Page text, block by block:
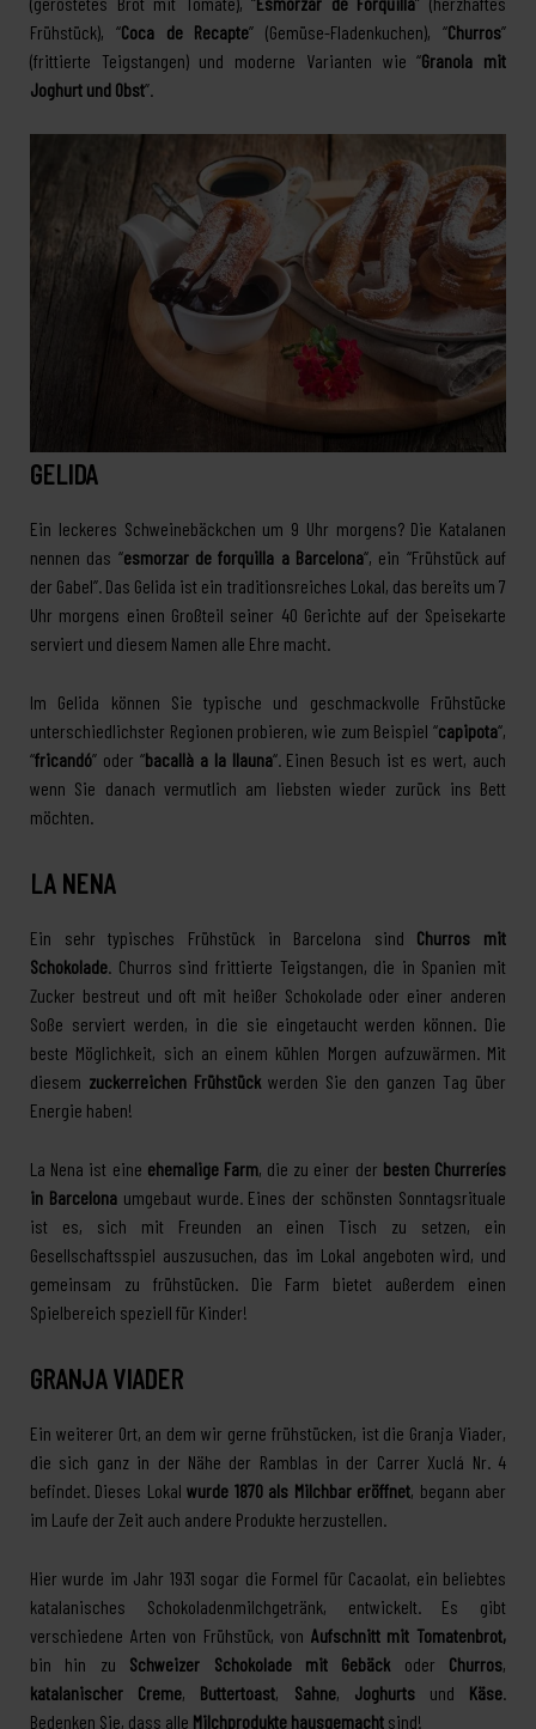
Frühstück), “Coca de Recapte” (Gemüse-Fladenkuchen), “Churros”
(frittierte Teigstangen) und moderne Varianten wie “Granola mit
Joghurt und Obst”.
GELIDA
Ein leckeres Schweinebäckchen um 9 Uhr morgens? Die Katalanen
nennen das “esmorzar de forquilla a Barcelona“, ein “Frühstück auf
der Gabel”. Das Gelida ist ein traditionsreiches Lokal, das bereits um 7
Uhr morgens einen Großteil seiner 40 Gerichte auf der Speisekarte
serviert und diesem Namen alle Ehre macht.
Im Gelida können Sie typische und geschmackvolle Frühstücke
unterschiedlichster Regionen probieren, wie zum Beispiel “capipota“,
“fricandó” oder “bacallà a la llauna“. Einen Besuch ist es wert, auch
wenn Sie danach vermutlich am liebsten wieder zurück ins Bett
möchten.
LA NENA
Ein sehr typisches Frühstück in Barcelona sind Churros mit
Schokolade. Churros sind frittierte Teigstangen, die in Spanien mit
Zucker bestreut und oft mit heißer Schokolade oder einer anderen
Soße serviert werden, in die sie eingetaucht werden können. Die
beste Möglichkeit, sich an einem kühlen Morgen aufzuwärmen. Mit
diesem zuckerreichen Frühstück werden Sie den ganzen Tag über
Energie haben!
La Nena ist eine ehemalige Farm, die zu einer der besten Churreríes
in Barcelonaumgebaut wurde. Eines der schönsten Sonntagsrituale
ist es, sich mit Freunden an einen Tisch zu setzen, ein
Gesellschaftsspiel auszusuchen, das im Lokal angeboten wird, und
gemeinsam zu frühstücken. Die Farm bietet außerdem einen
Spielbereich speziell für Kinder!
GRANJA VIADER
Ein weiterer Ort, an dem wir gerne frühstücken, ist die Granja Viader,
die sich ganz in der Nähe der Ramblas in der Carrer Xuclá Nr. 4
befindet. Dieses Lokalwurde 1870 als Milchbar eröffnet, begann aber
im Laufe der Zeit auch andere Produkte herzustellen.
Hier wurde im Jahr 1931 sogar die Formel für Cacaolat, ein beliebtes
katalanisches Schokoladenmilchgetränk, entwickelt. Es gibt
verschiedene Arten von Frühstück, von Aufschnitt mit Tomatenbrot,
bin hin zu Schweizer Schokolade mit Gebäck oder Churros,
katalanischer Creme, Buttertoast, Sahne, Joghurtsund Käse.
Bedenken Sie, dass alle Milchprodukte hausgemacht sind!